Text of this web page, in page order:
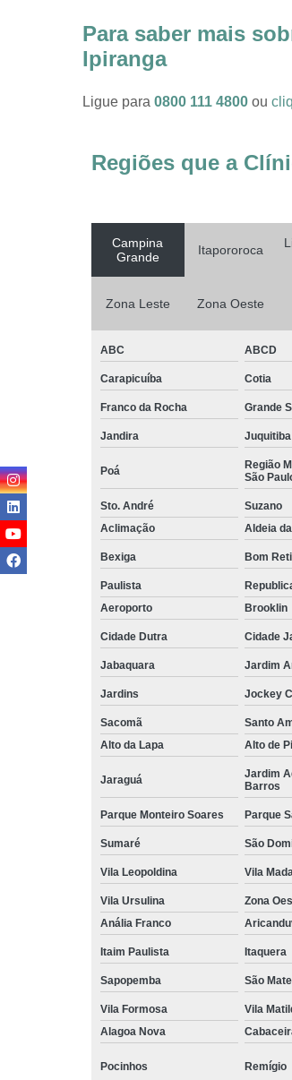
Para saber mais
Ipiranga
Ligue para 0800 111 4800 ou
Regiões que a
Campina
Grande
Itapororoca
Zona Leste Zona Oeste
ABC ABCD
Carapicuíba Cotia
Franco da Rocha Grande
Jandira Juquitiba
Poá
Região
São
Sto. André Suzano
Aclimação
Aldeia
Bexiga Bom
Paulista
Aeroporto
Brooklin
Cidade Dutra Cidade
Jabaquara Jardim
Jardins Jockey
Sacomã Santo
Alto da Lapa
Alto de
Jaraguá
Jardim
Barros
Parque Monteiro Soares Parque
Sumaré São
Vila Leopoldina Vila
Vila Ursulina Zona
Anália Franco
Itaim Paulista Itaquera
Sapopemba São
Vila Formosa Vila
Alagoa Nova
Pocinhos Remígio